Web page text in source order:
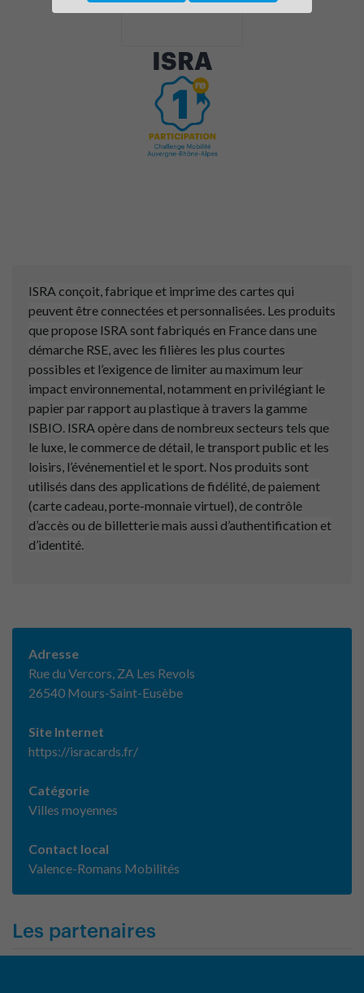
ISRA
ISRA conçoit, fabrique et imprime des cartes qui
peuvent être connectées et personnalisées. Les produits
que propose ISRA sont fabriqués en France dans une
démarche RSE, avec les filières les plus courtes
possibles et l’exigence de limiter au maximum leur
impact environnemental, notamment en privilégiant le
papier par rapport au plastique à travers la gamme
ISBIO. ISRA opère dans de nombreux secteurs tels que
le luxe, le commerce de détail, le transport public et les
loisirs, l’événementiel et le sport. Nos produits sont
utilisés dans des applications de fidélité, de paiement
(carte cadeau, porte-monnaie virtuel), de contrôle
d’accès ou de billetterie mais aussi d’authentification et
d’identité.
Adresse
Rue du Vercors, ZA Les Revols
26540 Mours-Saint-Eusèbe
Site Internet
https://isracards.fr/
Catégorie
Villes moyennes
Contact local
Valence-Romans Mobilités
Les partenaires